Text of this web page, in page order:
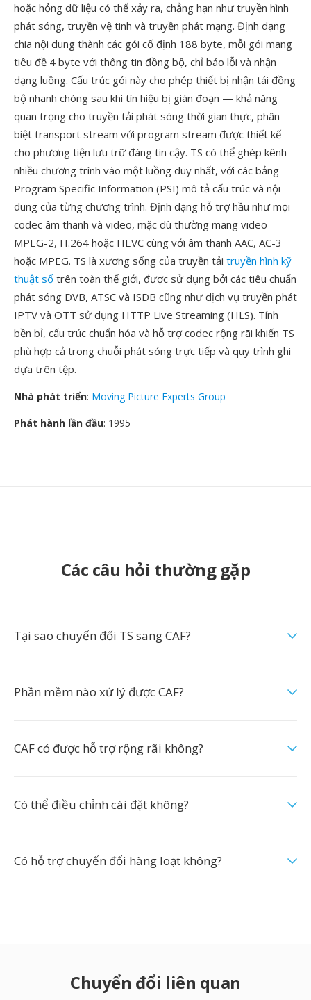
hoặc hỏng dữ liệu có thể xảy ra, chẳng hạn như truyền hình
phát sóng, truyền vệ tinh và truyền phát mạng. Định dạng
chia nội dung thành các gói cố định 188 byte, mỗi gói mang
tiêu đề 4 byte với thông tin đồng bộ, chỉ báo lỗi và nhận
dạng luồng. Cấu trúc gói này cho phép thiết bị nhận tái đồng
bộ nhanh chóng sau khi tín hiệu bị gián đoạn — khả năng
quan trọng cho truyền tải phát sóng thời gian thực, phân
biệt transport stream với program stream được thiết kế
cho phương tiện lưu trữ đáng tin cậy. TS có thể ghép kênh
nhiều chương trình vào một luồng duy nhất, với các bảng
Program Specific Information (PSI) mô tả cấu trúc và nội
dung của từng chương trình. Định dạng hỗ trợ hầu như mọi
codec âm thanh và video, mặc dù thường mang video
MPEG-2, H.264 hoặc HEVC cùng với âm thanh AAC, AC-3
hoặc MPEG. TS là xương sống của truyền tải truyền hình kỹ
thuật số trên toàn thế giới, được sử dụng bởi các tiêu chuẩn
phát sóng DVB, ATSC và ISDB cũng như dịch vụ truyền phát
IPTV và OTT sử dụng HTTP Live Streaming (HLS). Tính
bền bỉ, cấu trúc chuẩn hóa và hỗ trợ codec rộng rãi khiến TS
phù hợp cả trong chuỗi phát sóng trực tiếp và quy trình ghi
dựa trên tệp.
Nhà phát triển: Moving Picture Experts Group
Phát hành lần đầu: 1995
Các câu hỏi thường gặp
Tại sao chuyển đổi TS sang CAF?
Phần mềm nào xử lý được CAF?
CAF có được hỗ trợ rộng rãi không?
Có thể điều chỉnh cài đặt không?
Có hỗ trợ chuyển đổi hàng loạt không?
Chuyển đổi liên quan